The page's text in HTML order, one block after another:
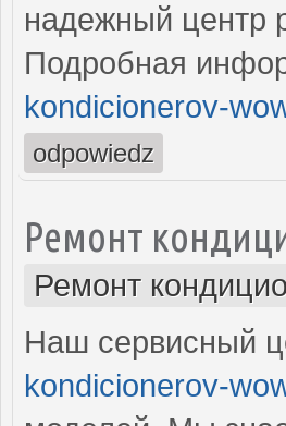
надежный центр
Подробная
kondicionerov-
odpowiedz
Ремонт
Ремонт
Наш сервисный
kondicionerov-